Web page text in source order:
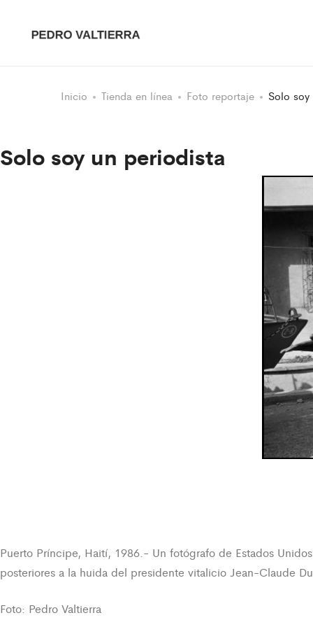
Inicio Tienda en línea Foto reportaje Solo
Solo soy un periodista
Puerto Príncipe, Haití, 1986.- Un fotógrafo de Estados
posteriores a la huida del presidente vitalicio Jean-Claude
Foto: Pedro Valtierra